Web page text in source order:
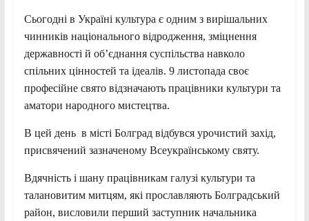
Сьогодні в Україні культура є одним з вирішальних
чинників національного відродження, зміцнення
державності й об’єднання суспільства навколо
спільних цінностей та ідеалів. 9 листопада своє
професійне свято відзначають працівники культури та
аматори народного мистецтва.
В цей день в місті Болград відбувся урочистий захід,
присвячений зазначеному Всеукраїнському святу.
Вдячність і шану працівникам галузі культури та
талановитим митцям, які прославляють Болградський
район, висловили перший заступник начальника